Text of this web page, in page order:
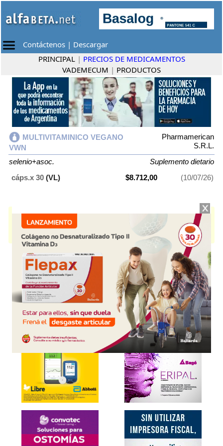
Contáctenos | Descargar
PRINCIPAL | PRECIOS DE MEDICAMENTOS
VADEMECUM | PRODUCTOS
MULTIVITAMINICO VEGANO
VWN
Pharmamerican
S.R.L.
selenio+asoc.
Suplemento dietario
cáps.x 30 (VL) $8.712,00 (10/07/26)
y se indica
comoSuplemento dietario Pharmamerican S.R.L.y
cuenta con 1 presentación disponible.
Explorar más
Otros productos con
selenio+asoc.
Otros productos de
Pharmamerican S.R.L.